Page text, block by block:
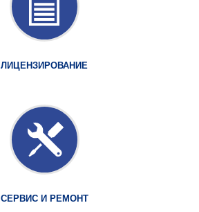
ЛИЦЕНЗИРОВАНИЕ
СЕРВИС И РЕМОНТ